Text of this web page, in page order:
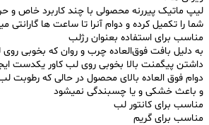
لیپ ماتیک پیررنه محصولی با چند کاربرد خاص و
شما را تکمیل کرده و دوام آنرا تا ساعت ها گارانتی
مناسب برای استفاده بعنوان رژلب
به دلیل بافت فوق‌العاده چرب و روان که بخوبی
داشتن پیگمنت بالا بخوبی روی لب کاور یکدست
دوام فوق العاده بالای محصول در حالی که رطوبت
و باعث خشکی و یا چسبندگی نمیشود
مناسب برای کانتور لب
مناسب برای گریم